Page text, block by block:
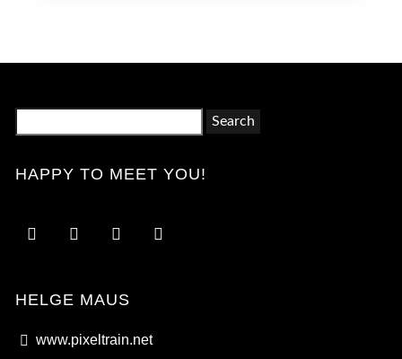
HAPPY TO MEET YOU!
HELGE MAUS
www.pixeltrain.net